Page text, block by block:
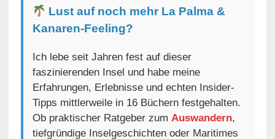
Lust auf noch mehr La Palma &
Kanaren-Feeling?
Ich lebe seit Jahren fest auf dieser
faszinierenden Insel und habe meine
Erfahrungen, Erlebnisse und echten Insider-
Tipps mittlerweile in 16 Büchern festgehalten.
Ob praktischer Ratgeber zum Auswandern,
tiefgründige Inselgeschichten oder Maritimes